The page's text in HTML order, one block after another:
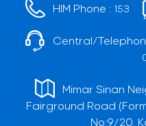
HIM Phone : 153
Central/
Mimar Sinan
Fairground Road
No:9/20,